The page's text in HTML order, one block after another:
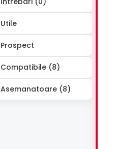
Utile
Prospect
Compatibile (8)
Asemanatoare (8)